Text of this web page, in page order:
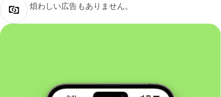
煩わしい広告もありません。